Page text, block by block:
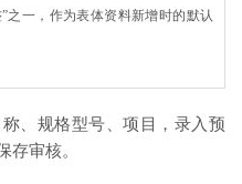
之一，作为表体资料新增时的默认
、规格型号、项目，录入预
存审核。